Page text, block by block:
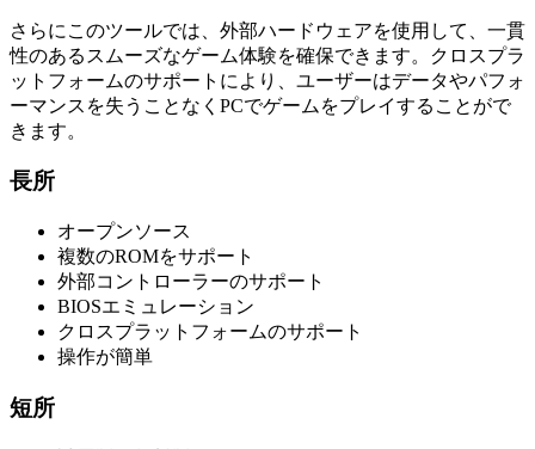
さらにこのツールでは、外部ハードウェアを使用して、一貫
性のあるスムーズなゲーム体験を確保できます。クロスプラ
ットフォームのサポートにより、ユーザーはデータやパフォ
ーマンスを失うことなくPCでゲームをプレイすることがで
きます。
長所
オープンソース
複数のROMをサポート
外部コントローラーのサポート
BIOSエミュレーション
クロスプラットフォームのサポート
操作が簡単
短所